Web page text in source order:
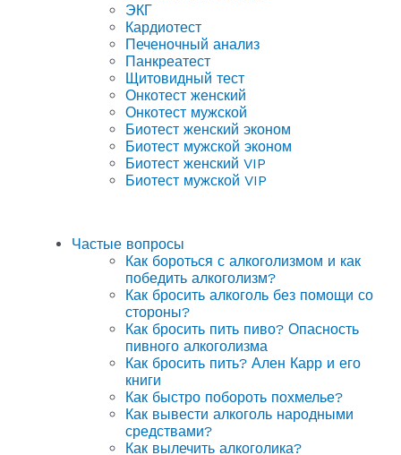
ЭКГ
Кардиотест
Печеночный анализ
Панкреатест
Щитовидный тест
Онкотест женский
Онкотест мужской
Биотест женский эконом
Биотест мужской эконом
Биотест женский VIP
Биотест мужской VIP
Частые вопросы
Как бороться с алкоголизмом и как
победить алкоголизм?
Как бросить алкоголь без помощи со
стороны?
Как бросить пить пиво? Опасность
пивного алкоголизма
Как бросить пить? Ален Карр и его
книги
Как быстро побороть похмелье?
Как вывести алкоголь народными
средствами?
Как вылечить алкоголика?